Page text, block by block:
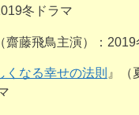
冬ドラマ
齋藤飛鳥主演）：2019
くなる幸せの法則 』（